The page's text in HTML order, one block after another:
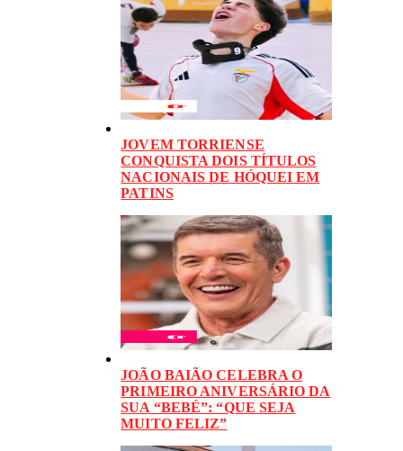
JOVEM TORRIENSE
CONQUISTA DOIS TÍTULOS
NACIONAIS DE HÓQUEI EM
PATINS
JOÃO BAIÃO CELEBRA O
PRIMEIRO ANIVERSÁRIO DA
SUA “BEBÉ”: “QUE SEJA
MUITO FELIZ”